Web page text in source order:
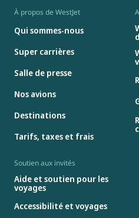
À propos de WestJet
Qui sommes-nous
Super carrières
Salle de presse
Nos avions
Destinations
Tarifs, taxes et frais
Soutien aux invités
Aide et soutien pour les
voyages
Accessibilité et voyages